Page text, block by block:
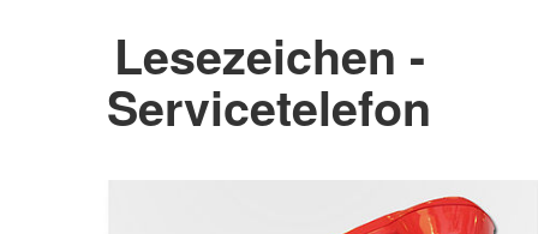
Lesezeichen -
Servicetelefon